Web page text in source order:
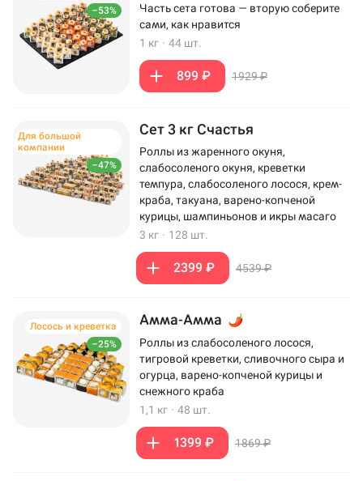
–53%
Часть сета готова — вторую соберите
сами, как нравится
1 кг · 44 шт.
899 ₽ 1929 ₽
–47%
Для большой
компании
Сет 3 кг Счастья
Роллы из жаренного окуня,
слабосоленого окуня, креветки
темпура, слабосоленого лосося, крем-
краба, такуана, варено-копченой
курицы, шампиньонов и икры масаго
3 кг · 128 шт.
2399 ₽ 4539 ₽
–25%
Лосось и креветка Амма-Амма
Роллы из слабосоленого лосося,
тигровой креветки, сливочного сыра и
огурца, варено-копченой курицы и
снежного краба
1,1 кг · 48 шт.
1399 ₽ 1869 ₽